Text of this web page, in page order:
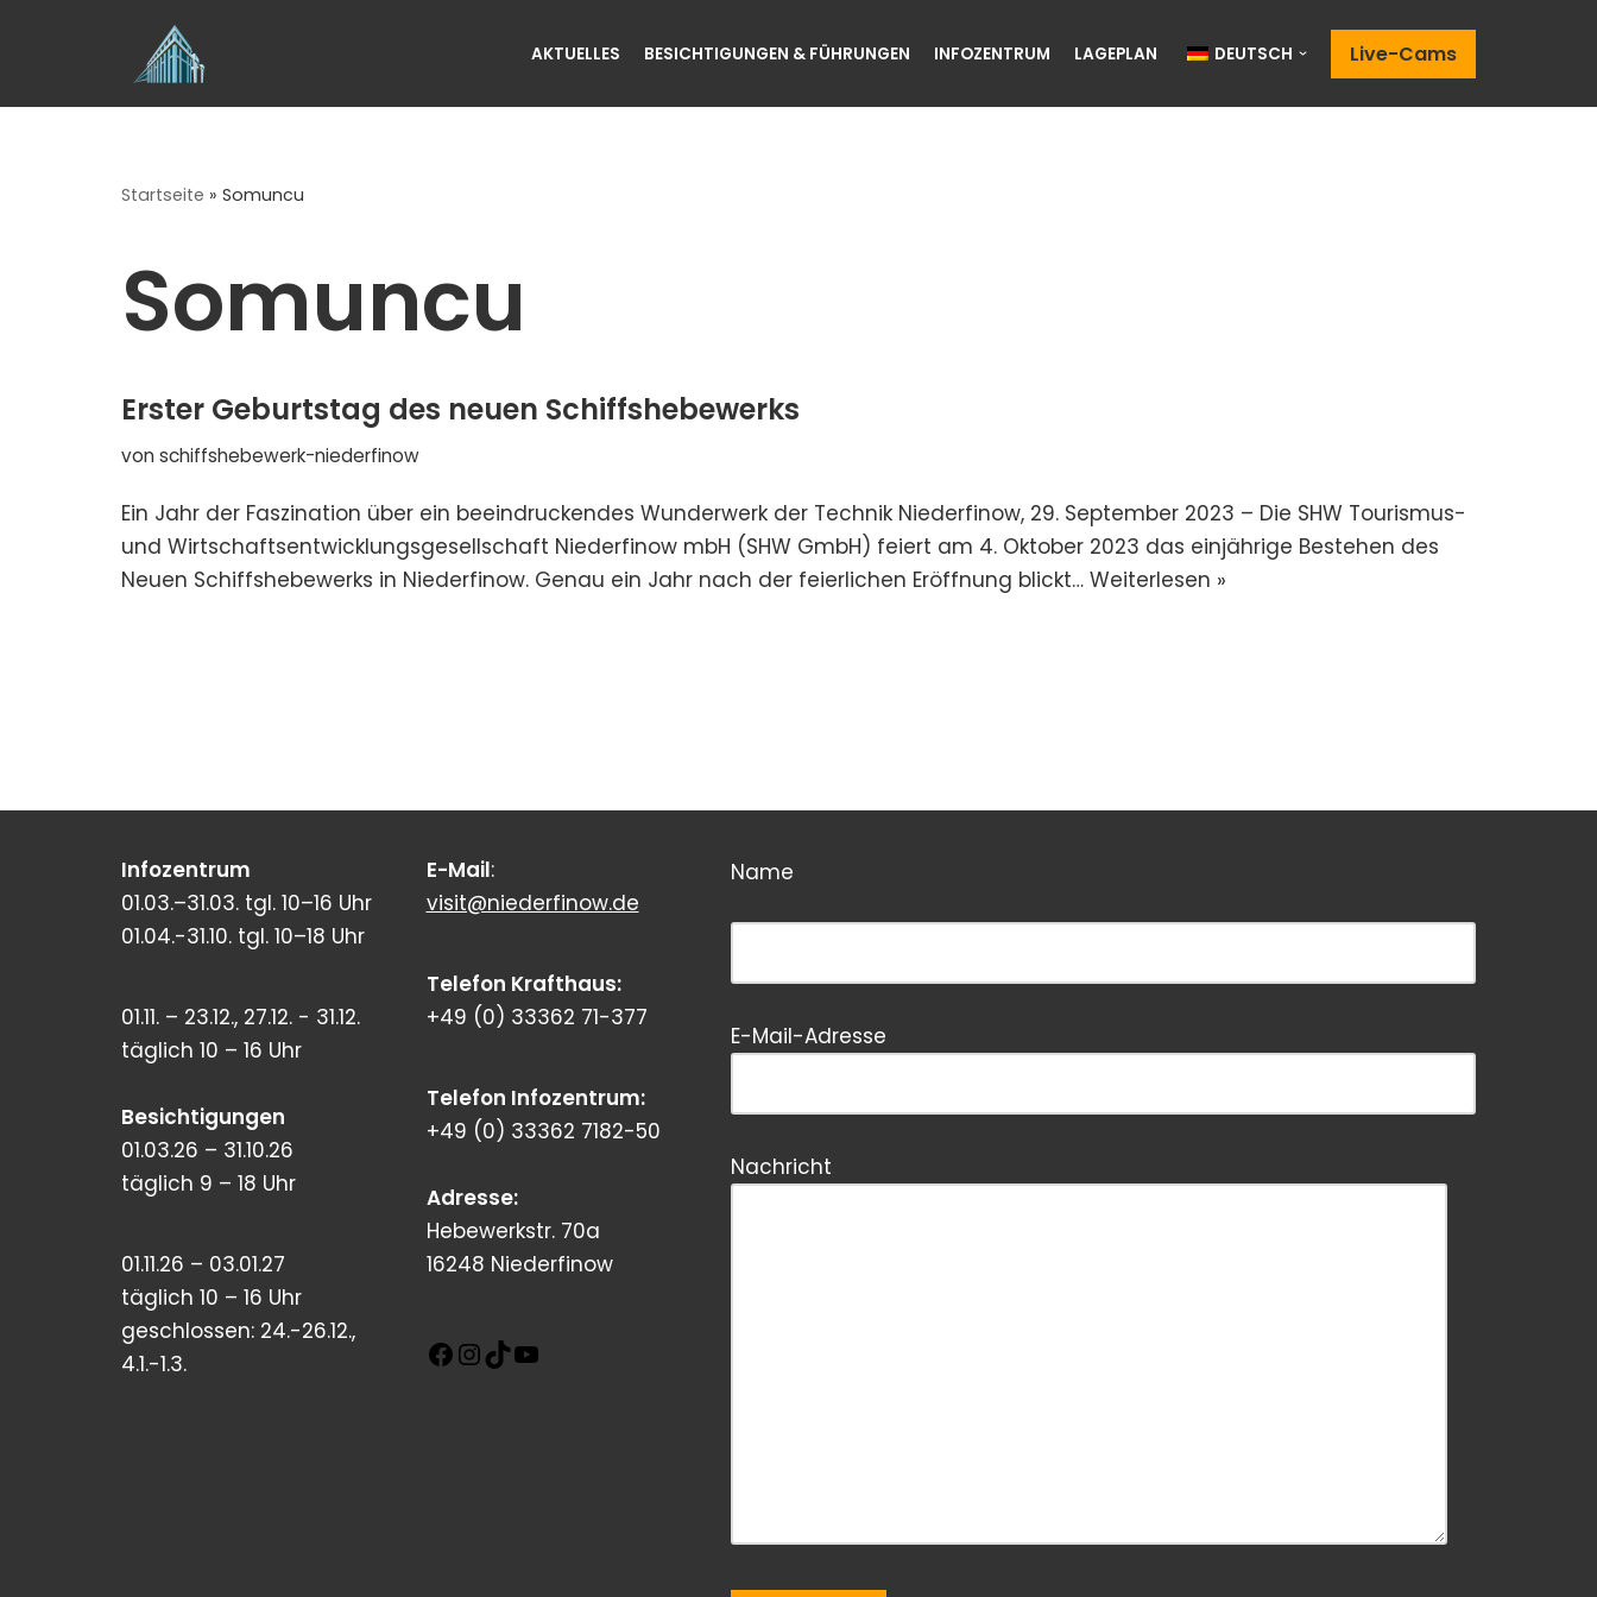
Inhalt
AKTUELLES BESICHTIGUNGEN & FÜHRUNGEN INFOZENTRUM LAGEPLAN DEUTSCH Live-Cams
Startseite » Somuncu
Somuncu
Erster Geburtstag des neuen Schiffshebewerks
von schiffshebewerk-niederfinow
Ein Jahr der Faszination über ein beeindruckendes Wunderwerk der Technik Niederfinow, 29. September 2023 – Die SHW Tourismus-
und Wirtschaftsentwicklungsgesellschaft Niederfinow mbH (SHW GmbH) feiert am 4. Oktober 2023 das einjährige Bestehen des
Neuen Schiffshebewerks in Niederfinow. Genau ein Jahr nach der feierlichen Eröffnung blickt… Weiterlesen »
Infozentrum
01.03.–31.03. tgl. 10–16 Uhr
01.04.-31.10. tgl. 10–18 Uhr
01.11. – 23.12., 27.12. - 31.12.
täglich 10 – 16 Uhr
Besichtigungen
01.03.26 – 31.10.26
täglich 9 – 18 Uhr
01.11.26 – 03.01.27
täglich 10 – 16 Uhr
geschlossen: 24.-26.12.,
4.1.-1.3.
E-Mail:
visit@niederfinow.de
Telefon Krafthaus:
+49 (0) 33362 71-377
Telefon Infozentrum:
+49 (0) 33362 7182-50
Adresse:
Hebewerkstr. 70a
16248 Niederfinow
Name
Bitte dieses Feld leer lassen!
E-Mail-Adresse
Nachricht